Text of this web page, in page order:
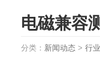
电磁兼容
分类： 新闻动态 > 行